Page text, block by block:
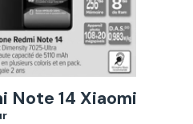
Note 14 Xiaomi